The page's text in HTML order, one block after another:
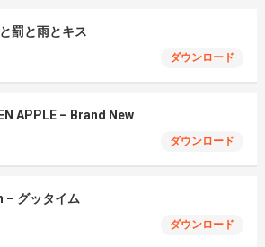
罰と雨とキス
ダウンロード
APPLE – Brand New
ダウンロード
– グッタイム
ダウンロード